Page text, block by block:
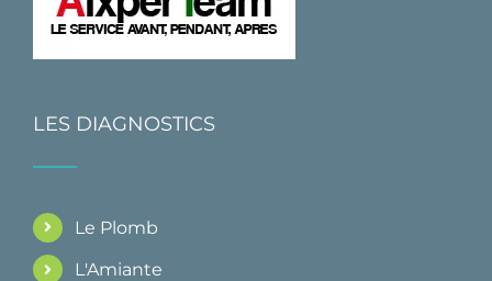
LES DIAGNOSTICS
Le Plomb
L'Amiante